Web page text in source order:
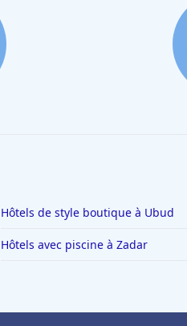
Hôtels de style boutique à Ubud
Hôtels avec piscine à Zadar